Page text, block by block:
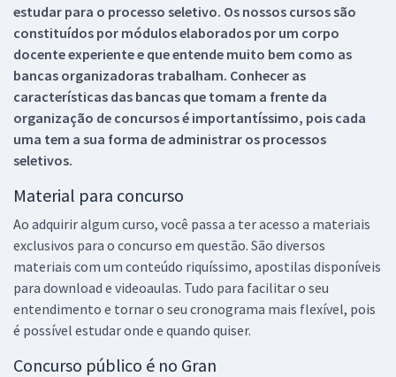
estudar para o processo seletivo. Os nossos cursos são
constituídos por módulos elaborados por um corpo
docente experiente e que entende muito bem como as
bancas organizadoras trabalham. Conhecer as
características das bancas que tomam a frente da
organização de concursos é importantíssimo, pois cada
uma tem a sua forma de administrar os processos
seletivos.
Material para concurso
Ao adquirir algum curso, você passa a ter acesso a materiais
exclusivos para o concurso em questão. São diversos
materiais com um conteúdo riquíssimo, apostilas disponíveis
para download e videoaulas. Tudo para facilitar o seu
entendimento e tornar o seu cronograma mais flexível, pois
é possível estudar onde e quando quiser.
Concurso público é no Gran